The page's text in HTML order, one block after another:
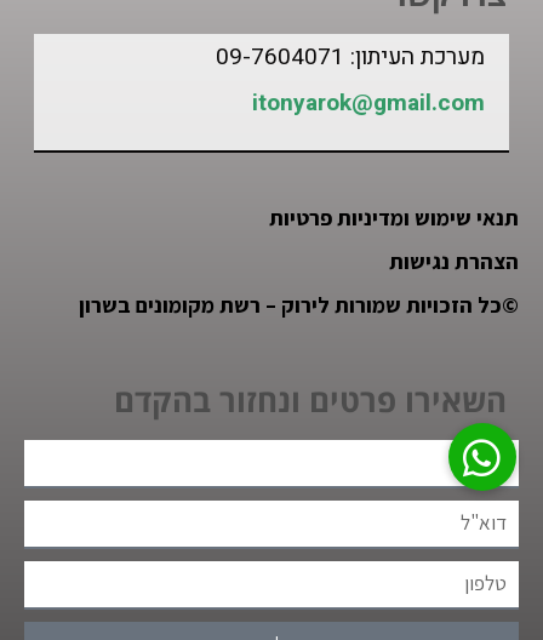
מערכת העיתון: 09-7604071
itonyarok@gmail.com
תנאי שימוש ומדיניות פרטיות
הצהרת נגישות
©כל הזכויות שמורות לירוק – רשת מקומונים בשרון
השאירו פרטים ונחזור בהקדם